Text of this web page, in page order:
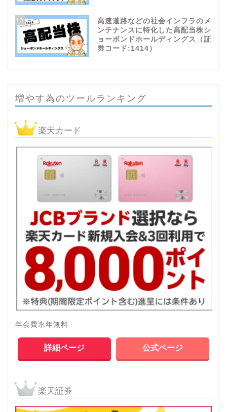
10
高速道路などの社会インフラのメ
ンテナンスに特化した高配当株シ
ョーボンドホールディングス（証
券コード:1414）
増やす為のツールランキング
楽天カード
年会費永年無料
詳細ページ 公式ページ
楽天証券